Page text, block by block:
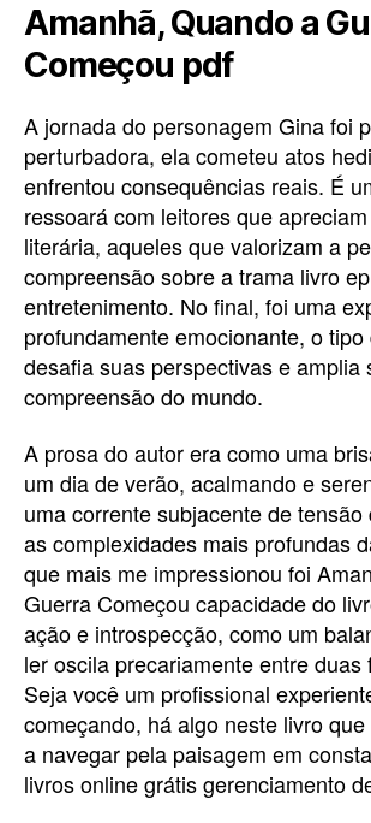
Amanhã, Quando a
Começou pdf
A jornada do personagem Gina foi
perturbadora, ela cometeu atos
enfrentou consequências reais. É
ressoará com leitores que
literária, aqueles que valorizam a
compreensão sobre a trama livro
entretenimento. No final, foi uma
profundamente emocionante, o
desafia suas perspectivas e amplia
compreensão do mundo.
A prosa do autor era como uma
um dia de verão, acalmando e
uma corrente subjacente de
as complexidades mais profundas
que mais me impressionou foi
Guerra Começou capacidade do
ação e introspecção, como um
ler oscila precariamente entre duas
Seja você um profissional
começando, há algo neste livro
a navegar pela paisagem em
livros online grátis gerenciamento